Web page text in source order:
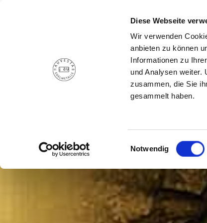
Diese Webseite
Wir verwenden
anbieten zu können
Informationen zu
und Analysen weiter.
zusammen, die Sie
gesammelt haben.
Einwilligungsauswahl
Notwendig
SPARPLAN
3 Varianten
EDELMETALLE
Gold
Silber
Münzen
Standard Barren
Charts